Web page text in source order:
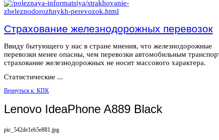
Страхование железнодорожных перевозок
Ввиду бытующего у нас в стране мнения, что железнодорожные
перевозки менее опасны, чем перевозки автомобильным
страхование железнодорожных не носит массового характера.
Статистические ...
Вернуться к: КПК
Lenovo IdeaPhone A889 Black
pic_542de1eb5e881.jpg